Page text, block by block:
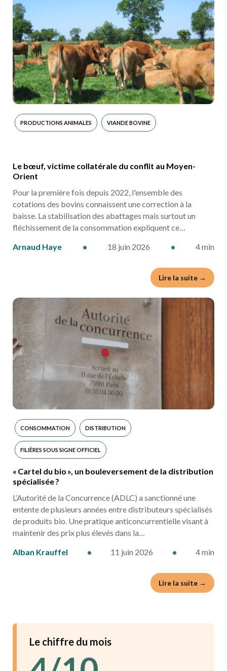
PRODUCTIONS ANIMALES VIANDE BOVINE
Le bœuf, victime collatérale du conflit au Moyen-
Orient
Pour la première fois depuis 2022, l'ensemble des
cotations des bovins connaissent une correction à la
baisse. La stabilisation des abattages mais surtout un
fléchissement de la consommation expliquent ce…
Arnaud Haye
• 18 juin 2026 • 4 min
Lire la suite →
CONSOMMATION DISTRIBUTION
FILIÈRES SOUS SIGNE OFFICIEL
INDUSTRIES AGRO ALIMENTAIRES
« Cartel du bio », un bouleversement de la distribution
spécialisée ?
L’Autorité de la Concurrence (ADLC) a sanctionné une
entente de plusieurs années entre distributeurs spécialisés
de produits bio. Une pratique anticoncurrentielle visant à
maintenir des prix plus élevés dans la…
Alban Krauffel
• 11 juin 2026 • 4 min
Lire la suite →
Le chiffre du mois